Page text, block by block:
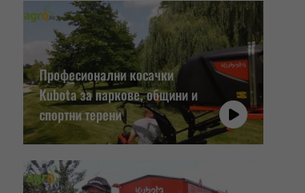
Професионални косачки
Kubota за паркове, общини и
спортни терени